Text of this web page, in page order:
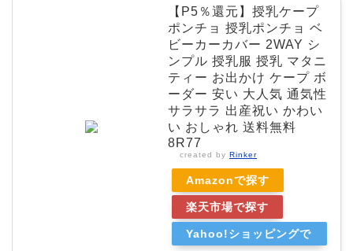
【P5％還元】授乳ケープ
ポンチョ 授乳ポンチョ ベ
ビーカーカバー 2WAY シ
ンプル 授乳服 授乳 マタニ
ティー お出かけ ケープ ボ
ーダー 安い 大人気 通気性
サラサラ 出産祝い かわい
い おしゃれ 送料無料
8R77
created by Rinker
Amazonで探す
楽天市場で探す
Yahoo!ショッピングで